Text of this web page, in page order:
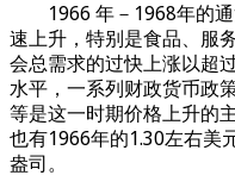
1966 年－1968年的通
速上升，特别是食品、服
会总需求的过快上涨以超
水平，一系列财政货币政
等是这一时期价格上升的
也有1966年的1.30左右美
盎司。